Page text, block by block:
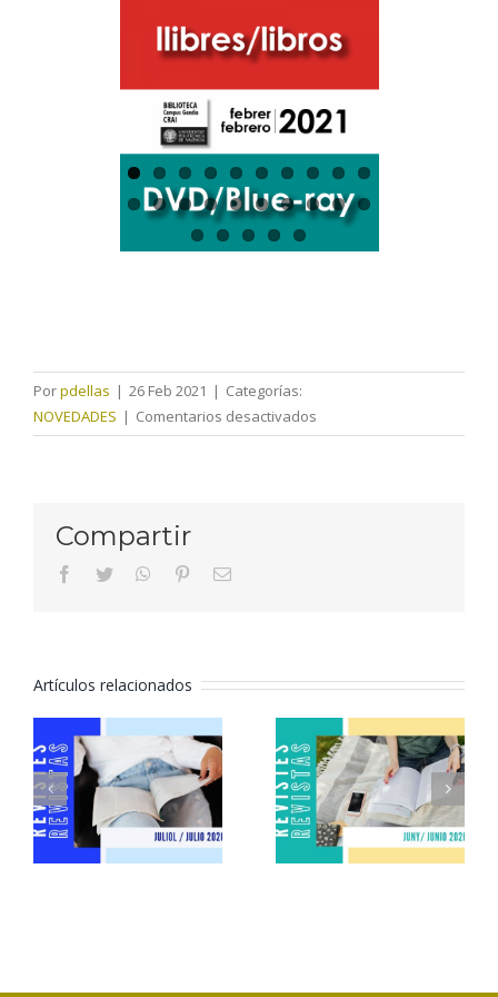
Porpdellas | 26 Feb 2021 | Categorías:
NOVEDADES | Comentarios desactivados
Monografías
Compartir
facebooktwitter whatsapppinterestCorreo
Artículos relacionados
Revistas
julio 2026
Revistas
junio 2026